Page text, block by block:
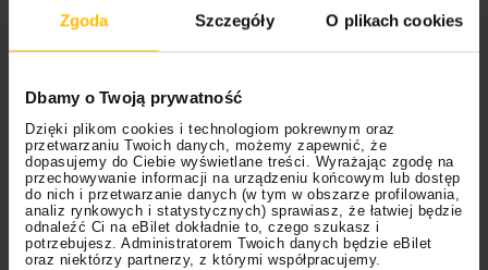
Zgoda Szczegóły O plikach cookies
Dbamy o Twoją prywatność
Dzięki plikom cookies i technologiom pokrewnym oraz
przetwarzaniu Twoich danych, możemy zapewnić, że
dopasujemy do Ciebie wyświetlane treści. Wyrażając zgodę na
przechowywanie informacji na urządzeniu końcowym lub dostęp
do nich i przetwarzanie danych (w tym w obszarze profilowania,
analiz rynkowych i statystycznych) sprawiasz, że łatwiej będzie
odnaleźć Ci na eBilet dokładnie to, czego szukasz i
potrzebujesz. Administratorem Twoich danych będzie eBilet
oraz niektórzy partnerzy, z którymi współpracujemy.
kultowego musicalu jest już gotowy, a film znajduje
– Wiemy, co chcemy zrobić z tym filmem, i to się
wydarzy. Mam na myśli to, że udało nam się zebrać
niesamowitą grupę gwiazd filmowych, które połączył
ten projekt – powiedziała Craymer.
Zainteresowanie występem w nowej części prócz
Seyfried potwierdzili jużChristine Baranski